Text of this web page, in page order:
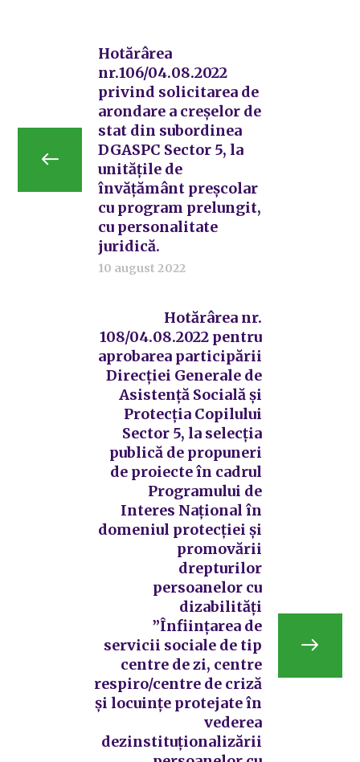
Hotărârea
nr.106/04.08.2022
privind solicitarea de
arondare a creșelor de
stat din subordinea
DGASPC Sector 5, la
unitățile de
învățământ preșcolar
cu program prelungit,
cu personalitate
juridică.
10 august 2022
Hotărârea nr.
108/04.08.2022 pentru
aprobarea participării
Direcției Generale de
Asistență Socială și
Protecția Copilului
Sector 5, la selecția
publică de propuneri
de proiecte în cadrul
Programului de
Interes Național în
domeniul protecției și
promovării
drepturilor
persoanelor cu
dizabilități
”Înființarea de
servicii sociale de tip
centre de zi, centre
respiro/centre de criză
și locuințe protejate în
vederea
dezinstituționalizării